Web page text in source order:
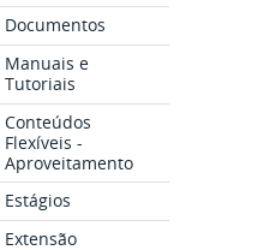
Documentos
Manuais e
Tutoriais
Conteúdos
Flexíveis -
Aproveitamento
Estágios
Extensão